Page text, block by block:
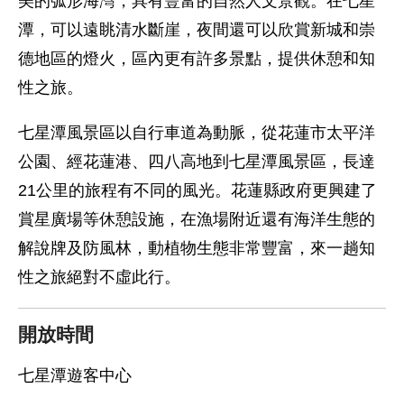
潭，可以遠眺清水斷崖，夜間還可以欣賞新城和崇
德地區的燈火，區內更有許多景點，提供休憩和知
性之旅。
七星潭風景區以自行車道為動脈，從花蓮市太平洋
公園、經花蓮港、四八高地到七星潭風景區，長達
21公里的旅程有不同的風光。花蓮縣政府更興建了
賞星廣場等休憩設施，在漁場附近還有海洋生態的
解說牌及防風林，動植物生態非常豐富，來一趟知
性之旅絕對不虛此行。
開放時間
七星潭遊客中心